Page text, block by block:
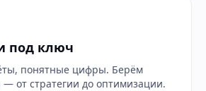
под ключ
понятные цифры. Берём
— от стратегии до оптимизации.